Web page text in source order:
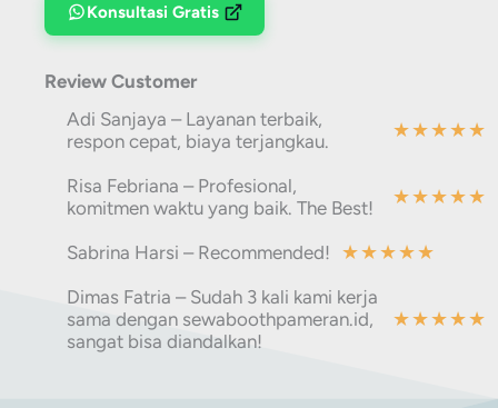
Konsultasi Gratis
Review Customer
Adi Sanjaya – Layanan terbaik,
respon cepat, biaya terjangkau.
★★★★★
Risa Febriana – Profesional,
komitmen waktu yang baik. The Best!
★★★★★
Sabrina Harsi – Recommended! ★★★★★
Dimas Fatria – Sudah 3 kali kami kerja
sama dengan sewaboothpameran.id,
sangat bisa diandalkan!
★★★★★